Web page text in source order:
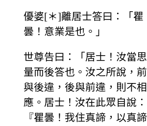
優婆[＊]離居士答曰：「瞿
曇！意業是也。」
世尊告曰：「居士！汝當思
量而後答也。汝之所說，前
與後違，後與前違，則不相
應。居士！汝在此眾自說：
『瞿曇！我住真諦，以真諦